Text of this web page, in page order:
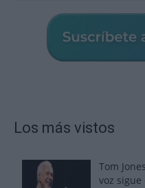
Los más vistos
Tom
voz